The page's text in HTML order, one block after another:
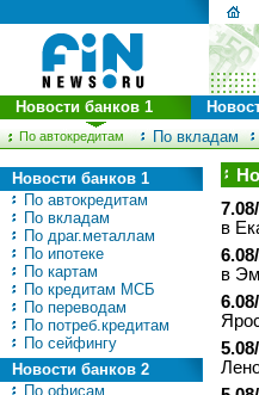
По автокредитам По вкладам
Новости банков 1
Новости банков 1
По автокредитам
По вкладам
По драг.металлам
По ипотеке
По картам
По кредитам МСБ
По переводам
По потреб.кредитам
По сейфингу
Новости банков 2
По офисам
в
в